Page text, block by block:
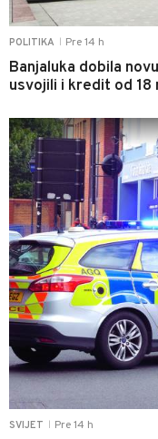
POLITIKA Pre 14 h
Banjaluka dobila
usvojili i kredit od 18
SVIJET Pre 14 h